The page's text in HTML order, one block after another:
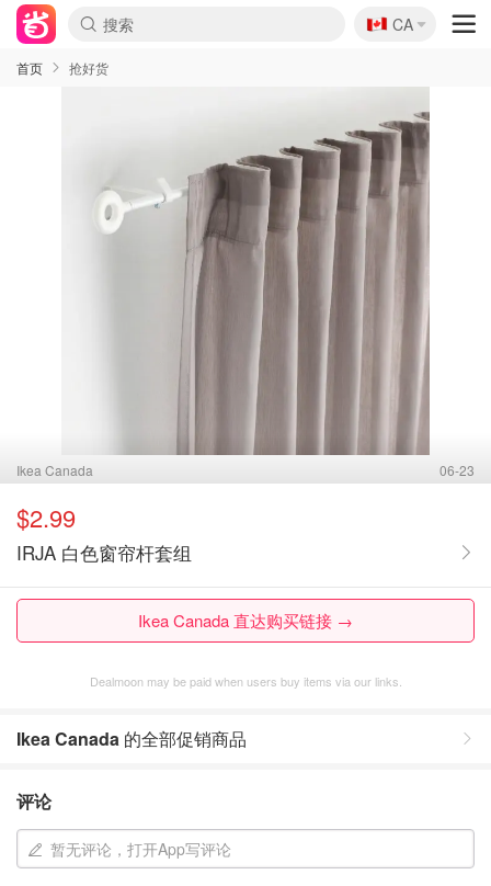
🇨🇦
CA
首页 抢好货
Ikea Canada 06-23
$2.99
IRJA 白色窗帘杆套组
Ikea Canada 直达购买链接 →
Dealmoon may be paid when users buy items via our links.
Ikea Canada 的全部促销商品
评论
暂无评论，打开App写评论